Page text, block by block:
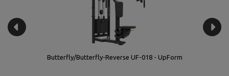
Kabelzugstation - Crossover - 2-fach Kabelzug UF-T009 - UpForm